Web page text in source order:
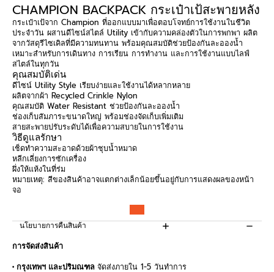
CHAMPION BACKPACK กระเป๋าเป้สะพายหลัง
กระเป๋าเป้จาก Champion ที่ออกแบบมาเพื่อตอบโจทย์การใช้งานในชีวิต
ประจำวัน ผสานดีไซน์สไตล์ Utility เข้ากับความคล่องตัวในการพกพา ผลิต
จากวัสดุรีไซเคิลที่มีความทนทาน พร้อมคุณสมบัติช่วยป้องกันละอองน้ำ
เหมาะสำหรับการเดินทาง การเรียน การทำงาน และการใช้งานแบบไลฟ์
สไตล์ในทุกวัน
คุณสมบัติเด่น
ดีไซน์ Utility Style เรียบง่ายและใช้งานได้หลากหลาย
ผลิตจากผ้า Recycled Crinkle Nylon
คุณสมบัติ Water Resistant ช่วยป้องกันละอองน้ำ
ช่องเก็บสัมภาระขนาดใหญ่ พร้อมช่องจัดเก็บเพิ่มเติม
สายสะพายปรับระดับได้เพื่อความสบายในการใช้งาน
วิธีดูแลรักษา
เช็ดทำความสะอาดด้วยผ้าชุบน้ำหมาด
หลีกเลี่ยงการซักเครื่อง
ผึ่งให้แห้งในที่ร่ม
หมายเหตุ: สีของสินค้าอาจแตกต่างเล็กน้อยขึ้นอยู่กับการแสดงผลของหน้า
จอ
นโยบายการคืนสินค้า
การจัดส่งสินค้า
• กรุงเทพฯ และปริมณฑล จัดส่งภายใน 1-5 วันทำการ